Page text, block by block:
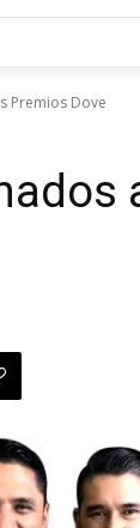
Premios Dove